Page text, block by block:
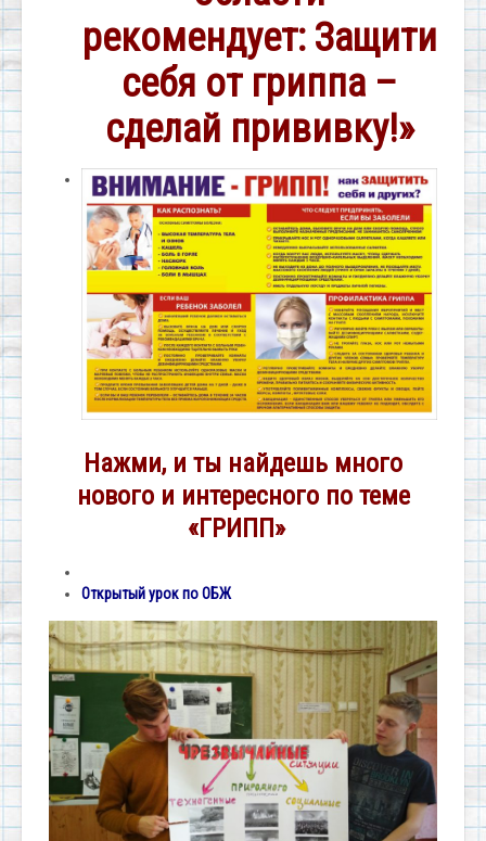
рекомендует: Защити
себя от гриппа –
сделай прививку!»
Нажми, и ты найдешь много
нового и интересного по теме
«ГРИПП»
Открытый урок по ОБЖ